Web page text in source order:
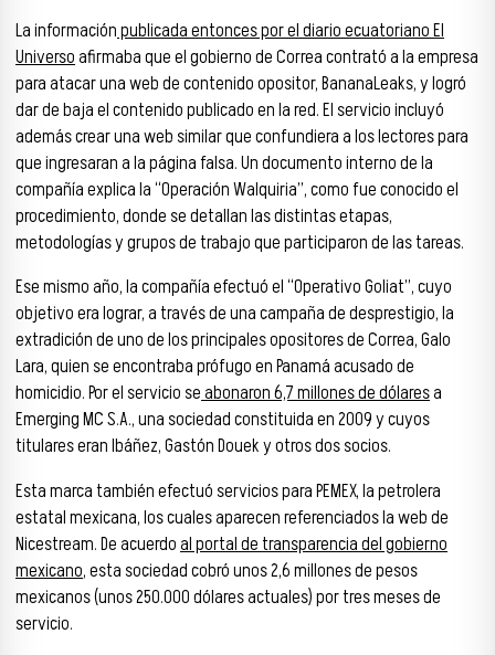
La informaciónpublicada entonces por el diario ecuatoriano El
Universoafirmaba que el gobierno de Correa contrató a la empresa
para atacar una web de contenido opositor, BananaLeaks, y logró
dar de baja el contenido publicado en la red. El servicio incluyó
además crear una web similar que confundiera a los lectores para
que ingresaran a la página falsa. Un documento interno de la
compañía explica la “Operación Walquiria”, como fue conocido el
procedimiento, donde se detallan las distintas etapas,
metodologías y grupos de trabajo que participaron de las tareas.
Ese mismo año, la compañía efectuó el “Operativo Goliat”, cuyo
objetivo era lograr, a través de una campaña de desprestigio, la
extradición de uno de los principales opositores de Correa, Galo
Lara, quien se encontraba prófugo en Panamá acusado de
homicidio. Por el servicio seabonaron 6,7 millones de dólaresa
Emerging MC S.A., una sociedad constituida en 2009 y cuyos
titulares eran Ibáñez, Gastón Douek y otros dos socios.
Esta marca también efectuó servicios para PEMEX, la petrolera
estatal mexicana, los cuales aparecen referenciados la web de
Nicestream. De acuerdoal portal de transparencia del gobierno
mexicano, esta sociedad cobró unos 2,6 millones de pesos
mexicanos (unos 250.000 dólares actuales) por tres meses de
servicio.